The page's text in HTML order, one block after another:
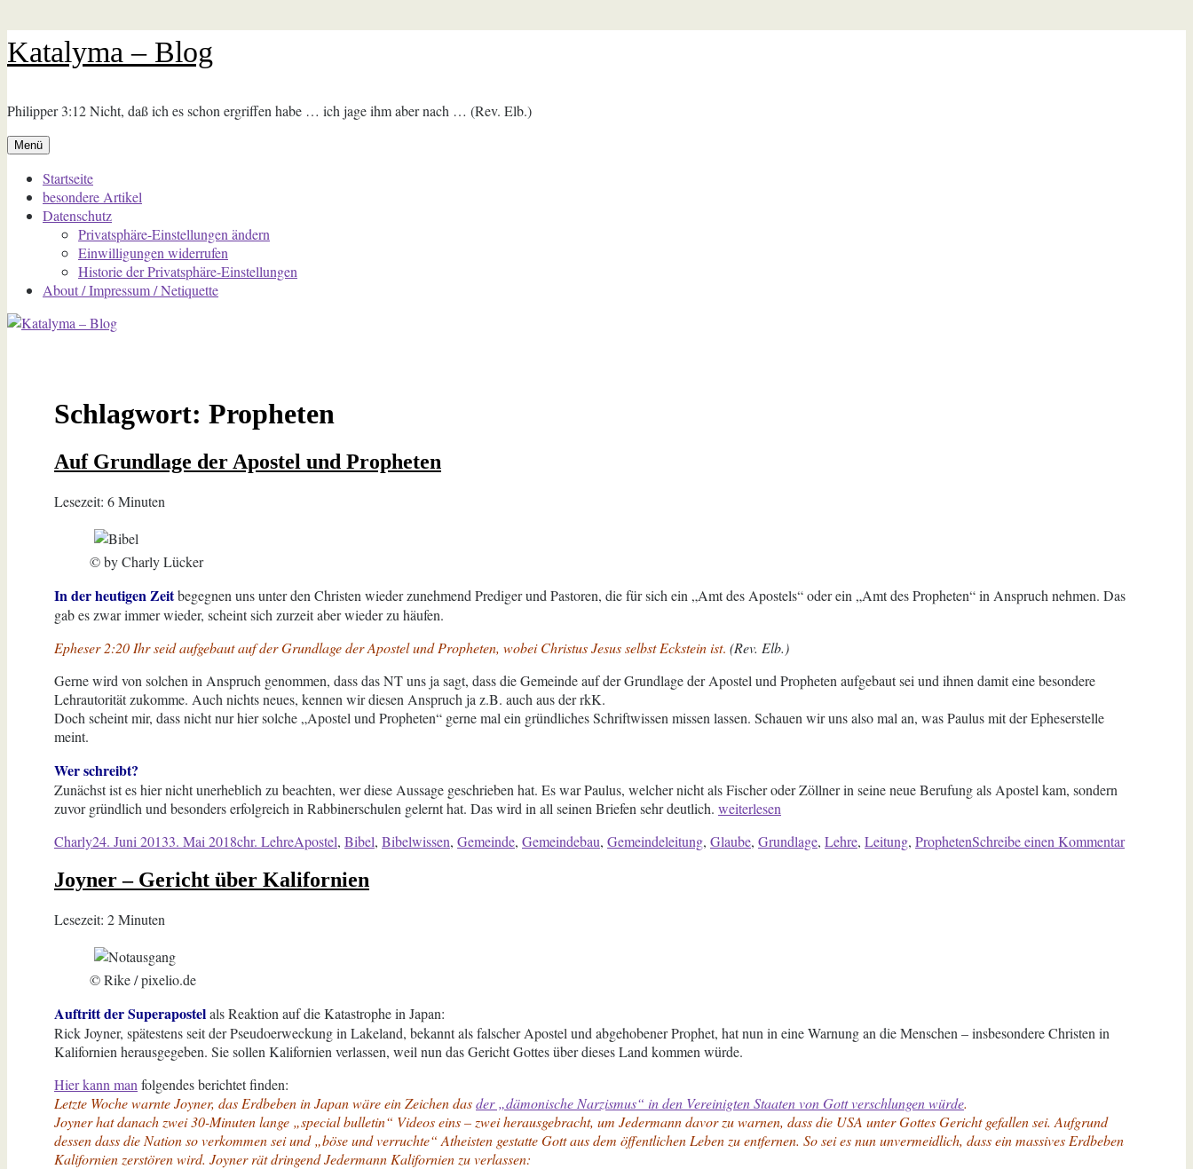
Zum
Inhalt
Katalyma – Blog
Philipper 3:12 Nicht, daß ich es schon ergriffen habe … ich jage ihm aber nach … (Rev. Elb.)
Menü
Startseite
besondere Artikel
Datenschutz
Privatsphäre-Einstellungen ändern
Einwilligungen widerrufen
Historie der Privatsphäre-Einstellungen
About / Impressum / Netiquette
Schlagwort: Propheten
Auf Grundlage der Apostel und Propheten
Lesezeit: 6Minuten
© by Charly Lücker
In der heutigen Zeitbegegnen uns unter den Christen wieder zunehmend Prediger und Pastoren, die für sich ein „Amt des Apostels“ oder ein „Amt des Propheten“ in Anspruch nehmen. Das
gab es zwar immer wieder, scheint sich zurzeit aber wieder zu häufen.
Epheser 2:20 Ihr seid aufgebaut auf der Grundlage der Apostel und Propheten, wobei Christus Jesus selbst Eckstein ist. (Rev. Elb.)
Gerne wird von solchen in Anspruch genommen, dass das NT uns ja sagt, dass die Gemeinde auf der Grundlage der Apostel und Propheten aufgebaut sei und ihnen damit eine besondere
Lehrautorität zukomme. Auch nichts neues, kennen wir diesen Anspruch ja z.B. auch aus der rkK.
Doch scheint mir, dass nicht nur hier solche „Apostel und Propheten“ gerne mal ein gründliches Schriftwissen missen lassen. Schauen wir uns also mal an, was Paulus mit der Epheserstelle
meint.
Wer schreibt?
Zunächst ist es hier nicht unerheblich zu beachten, wer diese Aussage geschrieben hat. Es war Paulus, welcher nicht als Fischer oder Zöllner in seine neue Berufung als Apostel kam, sondern
zuvor gründlich und besonders erfolgreich in Rabbinerschulen gelernt hat. Das wird in all seinen Briefen sehr deutlich. „Auf
der
weiterlesen
Autor
CharlyVeröffentlicht
24. Juni 20133. Mai 2018Kategorien
chr. LehreSchlagwörter
Apostel, Bibel, Bibelwissen, Gemeinde, Gemeindebau, Gemeindeleitung, Glaube, Grundlage, Lehre, Leitung, ProphetenSchreibe einen Kommentarzu
Joyner – Gericht über Kalifornien
Lesezeit: 2Minuten
© Rike / pixelio.de
Auftritt der Superapostelals Reaktion auf die Katastrophe in Japan:
Rick Joyner, spätestens seit der Pseudoerweckung in Lakeland, bekannt als falscher Apostel und abgehobener Prophet, hat nun in eine Warnung an die Menschen – insbesondere Christen in
Kalifornien herausgegeben. Sie sollen Kalifornien verlassen, weil nun das Gericht Gottes über dieses Land kommen würde.
Hier kann man folgendes berichtet finden:
Letzte Woche warnte Joyner, das Erdbeben in Japan wäre ein Zeichen dasder „dämonische Narzismus“ in den Vereinigten Staaten von Gott verschlungen würde.
Joyner hat danach zwei 30-Minuten lange „special bulletin“ Videos eins – zwei herausgebracht, um Jedermann davor zu warnen, dass die USA unter Gottes Gericht gefallen sei. Aufgrund
dessen dass die Nation so verkommen sei und „böse und verruchte“ Atheisten gestatte Gott aus dem öffentlichen Leben zu entfernen. So sei es nun unvermeidlich, dass ein massives Erdbeben
Kalifornien zerstören wird. Joyner rät dringend Jedermann Kalifornien zu verlassen: